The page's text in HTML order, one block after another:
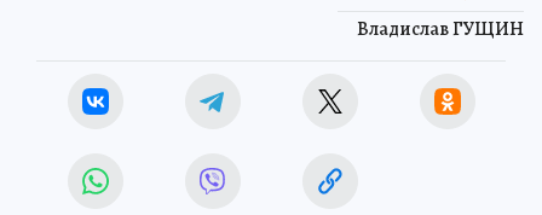
Владислав ГУЩИН